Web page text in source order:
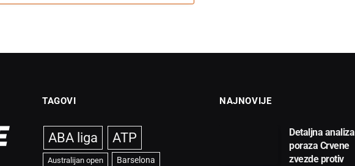
TAGOVI
ABA liga ATP
Australijan open Barselona
NAJNOVIJE
Detaljna analiza
poraza Crvene
zvezde protiv